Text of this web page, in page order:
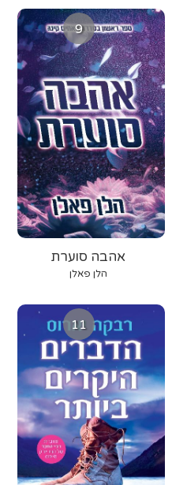
9
אהבה סוערת
הלן פאלן
11